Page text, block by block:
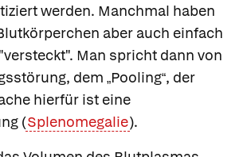
werden. Manchmal haben
aber auch einfach
Man spricht dann von
dem „Pooling“, der
hierfür ist eine
(Splenomegalie).